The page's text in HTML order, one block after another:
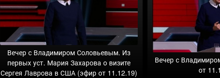
Вечер с Владимиром Соловьевым. Из
первых уст. Мария Захарова о визите
Сергея Лаврова в США (эфир от 11.12.19)
Вечер с
от